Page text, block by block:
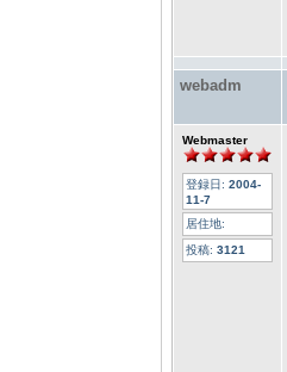
webadm
Webmaster
登録日: 2004-
11-7
居住地:
投稿: 3121